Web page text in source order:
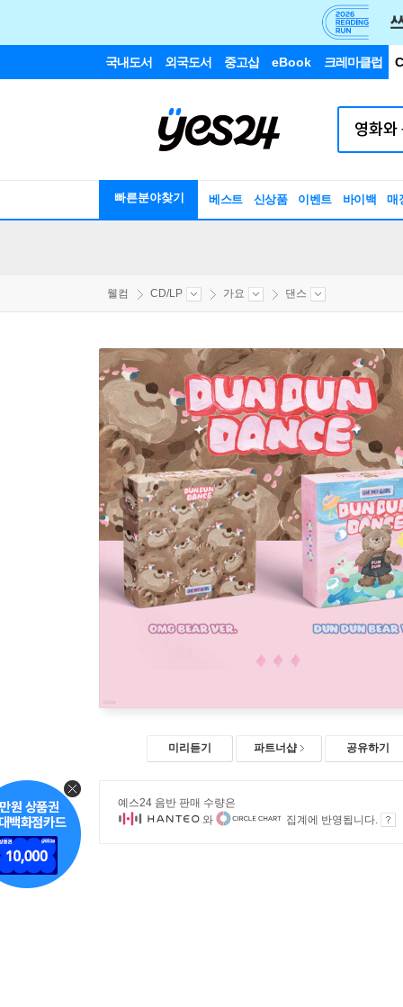
국내도서 외국도서 중고샵 eBook 크레마클럽
빠른분야찾기 베스트 신상품 이벤트 바이백 매
웰컴 CD/LP 가요 댄스
미리듣기 파트너샵 공유하기
예스24 음반 판매 수량은
와
집계에 반영됩니다.